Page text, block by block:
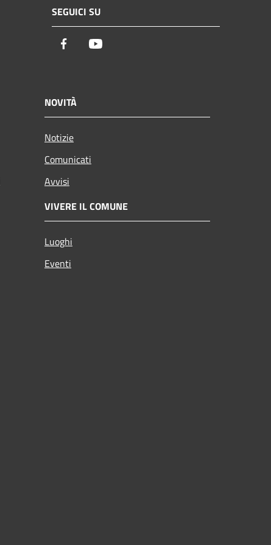
SEGUICI SU
Facebook
NOVITÀ
Notizie
Comunicati
Avvisi
VIVERE IL COMUNE
Luoghi
Eventi